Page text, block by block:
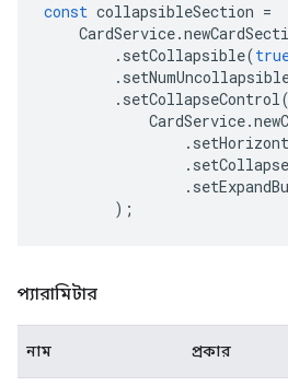
const collapsibleSection =
CardService.
. setCollapsible(
.
. setCollapseControl(
CardService.
.
.
.
);
প্যারামিটার
নাম প্রকার